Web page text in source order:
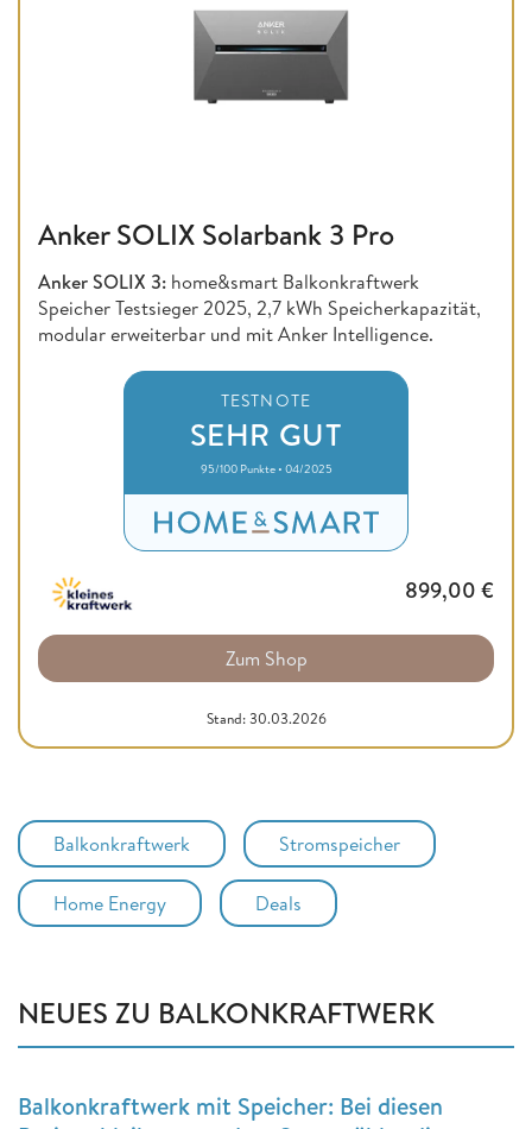
Anker SOLIX Solarbank 3 Pro
Anker SOLIX 3: home&smart Balkonkraftwerk
Speicher Testsieger 2025, 2,7 kWh Speicherkapazität,
modular erweiterbar und mit Anker Intelligence.
TESTNOTE
SEHR GUT
95/100 Punkte • 04/2025
899,00 €
Zum Shop
Stand: 30.03.2026
Balkonkraftwerk Stromspeicher
Home Energy Deals
NEUES ZU BALKONKRAFTWERK
Balkonkraftwerk mit Speicher: Bei diesen